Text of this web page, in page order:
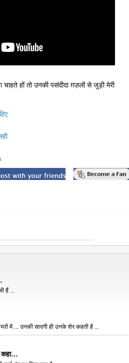
हों तो उनकी पसंदीदा ग़ज़लों से जुड़ी मेरी
हैं ...
में ... उनकी सादगी ही उनके शेर कहती है ...
कहा…